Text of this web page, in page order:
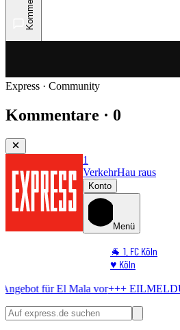
Express · Community
Kommentare · 0
1
VerkehrHau raus
Konto
Menü
🐐 1. FC Köln
♥️ Köln
🏆 Sport
vor+++ EILMELDUNG +++Wird